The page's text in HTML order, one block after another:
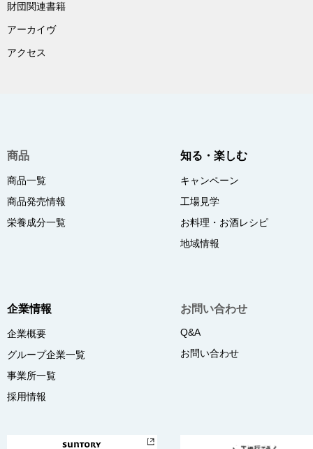
財団関連書籍
アーカイヴ
アクセス
商品
商品一覧
商品発売情報
栄養成分一覧
知る・楽しむ
キャンペーン
工場見学
お料理・お酒レシピ
地域情報
企業情報
企業概要
グループ企業一覧
事業所一覧
採用情報
お問い合わせ
Q&A
お問い合わせ